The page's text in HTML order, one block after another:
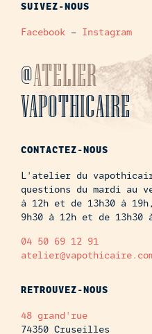
SUIVEZ-NOUS
Facebook – Instagram
@ATELIER
VAPOTHICAIRE
CONTACTEZ-NOUS
L'atelier du
questions du mardi au
à 12h et de 13h30 à
9h30 à 12h et de 13h30
04 50 69 12 91
RETROUVEZ-NOUS
48 grand'rue
74350 Cruseilles